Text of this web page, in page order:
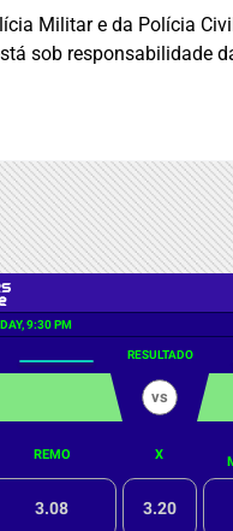
Militar e da Polícia
sob responsabilidade